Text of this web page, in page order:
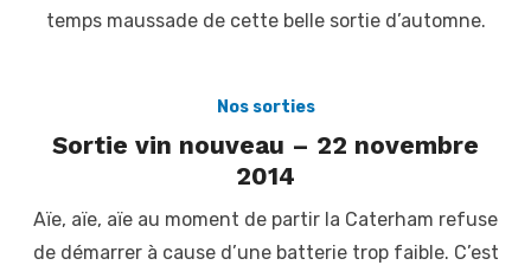
temps maussade de cette belle sortie d’automne.
Nos sorties
Sortie vin nouveau – 22 novembre
2014
Aïe, aïe, aïe au moment de partir la Caterham refuse
de démarrer à cause d’une batterie trop faible. C’est